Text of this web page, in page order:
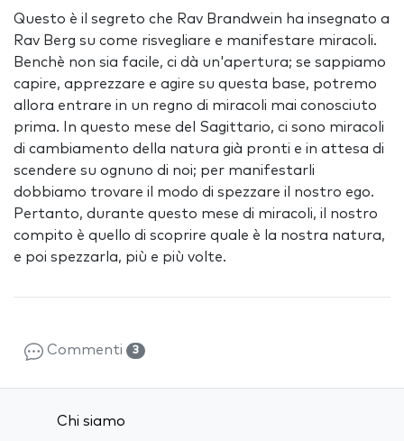
Questo è il segreto che Rav Brandwein ha insegnato a
Rav Berg su come risvegliare e manifestare miracoli.
Benchè non sia facile, ci dà un'apertura; se sappiamo
capire, apprezzare e agire su questa base, potremo
allora entrare in un regno di miracoli mai conosciuto
prima. In questo mese del Sagittario, ci sono miracoli
di cambiamento della natura già pronti e in attesa di
scendere su ognuno di noi; per manifestarli
dobbiamo trovare il modo di spezzare il nostro ego.
Pertanto, durante questo mese di miracoli, il nostro
compito è quello di scoprire quale è la nostra natura,
e poi spezzarla, più e più volte.
Commenti 3
Chi siamo